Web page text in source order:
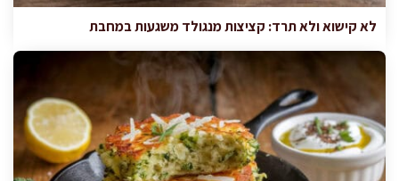
לא קישוא ולא תרד: קציצות מנגולד משגעות במחבת